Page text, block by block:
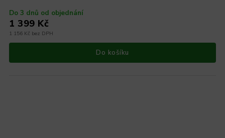
Do 3 dnů od objednání
1 156 Kč bez DPH
1 399 Kč
Do košíku